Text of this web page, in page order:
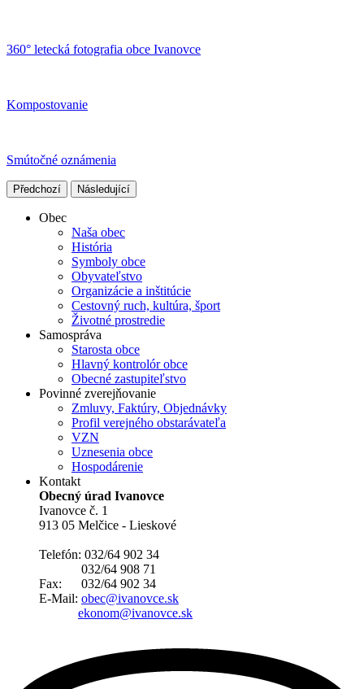
360° letecká fotografia obce Ivanovce
Kompostovanie
Smútočné oznámenia
Předchozí Následující
Obec
Naša obec
História
Symboly obce
Obyvateľstvo
Organizácie a inštitúcie
Cestovný ruch, kultúra, šport
Životné prostredie
Samospráva
Starosta obce
Hlavný kontrolór obce
Obecné zastupiteľstvo
Povinné zverejňovanie
Zmluvy, Faktúry, Objednávky
Profil verejného obstarávateľa
VZN
Uznesenia obce
Hospodárenie
Kontakt
Obecný úrad Ivanovce
Ivanovce č. 1
913 05 Melčice - Lieskové
Telefón: 032/64 902 34
032/64 908 71
Fax: 032/64 902 34
E-Mail: obec@ivanovce.sk
ekonom@ivanovce.sk